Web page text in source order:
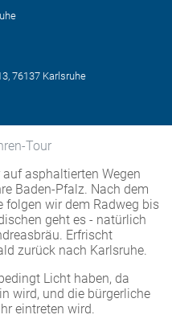
76137 Karlsruhe
Tour
asphaltierten Wegen
Baden-Pfalz. Nach dem
folgen wir dem Radweg bis
geht es - natürlich
Erfrischt
zurück nach Karlsruhe.
Licht haben, da
wird, und die bürgerliche
eintreten wird.